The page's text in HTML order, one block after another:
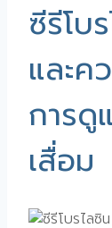
ซีรีโ
และค
การดู
เสื่อม